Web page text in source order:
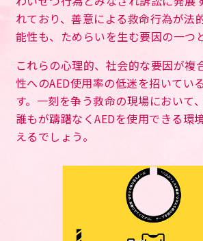
れており、善意による救命行為が法
能性も、ためらいを生む要因の一つ
これらの心理的、社会的な要因が複
性へのAED使用率の低迷を招いてい
す。一刻を争う救命の現場において
誰もが躊躇なくAEDを使用できる環
えるでしょう。